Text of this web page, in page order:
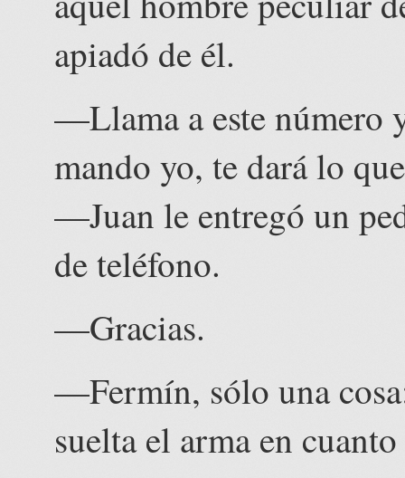
apiadó de él.
—Llama a este número
mando yo, te dará lo
—Juan le entregó un
de teléfono.
—Gracias.
—Fermín, sólo una
suelta el arma en